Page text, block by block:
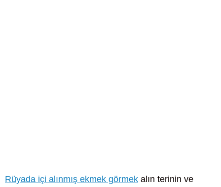
Rüyada içi alınmış ekmek görmek alın terinin ve